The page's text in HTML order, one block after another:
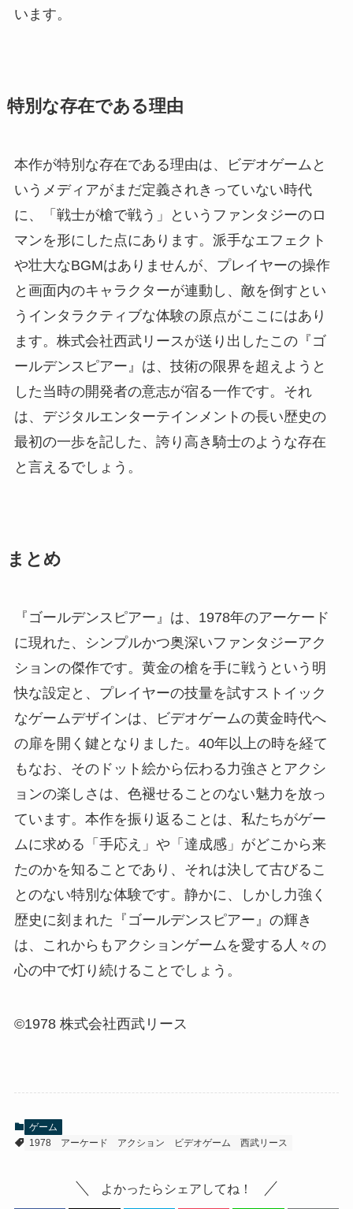
います。
特別な存在である理由
本作が特別な存在である理由は、ビデオゲームと
いうメディアがまだ定義されきっていない時代
に、「戦士が槍で戦う」というファンタジーのロ
マンを形にした点にあります。派手なエフェクト
や壮大なBGMはありませんが、プレイヤーの操作
と画面内のキャラクターが連動し、敵を倒すとい
うインタラクティブな体験の原点がここにはあり
ます。株式会社西武リースが送り出したこの『ゴ
ールデンスピアー』は、技術の限界を超えようと
した当時の開発者の意志が宿る一作です。それ
は、デジタルエンターテインメントの長い歴史の
最初の一歩を記した、誇り高き騎士のような存在
と言えるでしょう。
まとめ
『ゴールデンスピアー』は、1978年のアーケード
に現れた、シンプルかつ奥深いファンタジーアク
ションの傑作です。黄金の槍を手に戦うという明
快な設定と、プレイヤーの技量を試すストイック
なゲームデザインは、ビデオゲームの黄金時代へ
の扉を開く鍵となりました。40年以上の時を経て
もなお、そのドット絵から伝わる力強さとアクシ
ョンの楽しさは、色褪せることのない魅力を放っ
ています。本作を振り返ることは、私たちがゲー
ムに求める「手応え」や「達成感」がどこから来
たのかを知ることであり、それは決して古びるこ
とのない特別な体験です。静かに、しかし力強く
歴史に刻まれた『ゴールデンスピアー』の輝き
は、これからもアクションゲームを愛する人々の
心の中で灯り続けることでしょう。
©1978 株式会社西武リース
ゲーム
1978
アーケード アクション ビデオゲーム 西武リース
よかったらシェアしてね！